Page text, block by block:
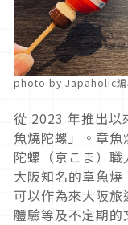
photo by Japaholic編
從 2023 年推出以
魚燒陀螺」。章
陀螺（京こま）
大阪知名的章魚燒
可以作為來大阪
體驗等及不定期的